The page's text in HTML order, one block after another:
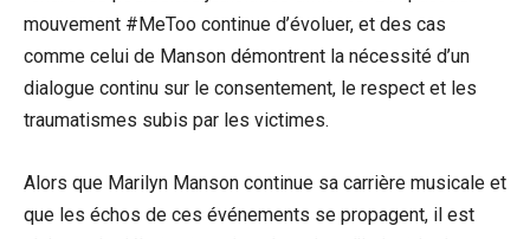
mouvement #MeToo continue d’évoluer, et des cas
comme celui de Manson démontrent la nécessité d’un
dialogue continu sur le consentement, le respect et les
traumatismes subis par les victimes.
Alors que Marilyn Manson continue sa carrière musicale et
que les échos de ces événements se propagent, il est